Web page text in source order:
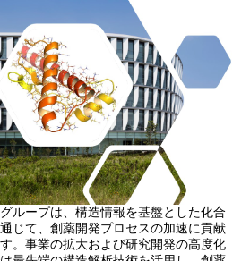
ループは、構造情報を基盤とした化合
じて、創薬開発プロセスの加速に貢献
。事業の拡大および研究開発の高度化
最先端の構造解析技術を活用し、創薬